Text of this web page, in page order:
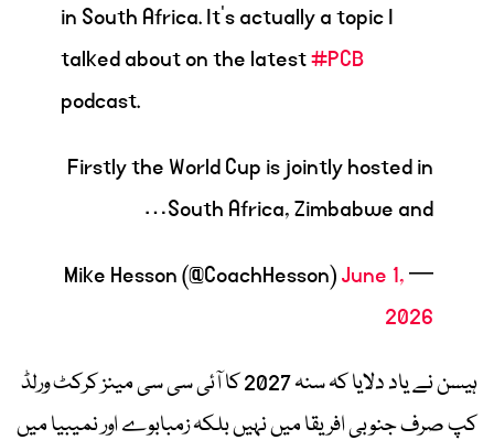
in South Africa. It’s actually a topic I
talked about on the latest#PCB
podcast.
Firstly the World Cup is jointly hosted in
South Africa, Zimbabwe and…
— Mike Hesson (@CoachHesson)
June 1,
2026
ہیسن نے یاد دلایا کہ سنہ 2027 کا آئی سی سی مینز کرکٹ ورلڈ
کپ صرف جنوبی افریقا میں نہیں بلکہ زمبابوے اور نمیبیا میں